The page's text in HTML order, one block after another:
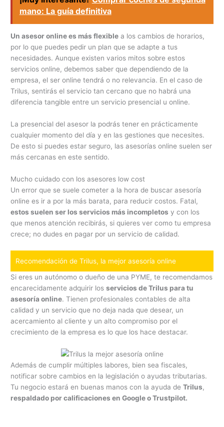
mano: La guía definitiva
Un asesor online es más flexible a los cambios de horarios,
por lo que puedes pedir un plan que se adapte a tus
necesidades. Aunque existen varios mitos sobre estos
servicios online, debemos saber que dependiendo de la
empresa, el ser online tendrá o no relevancia. En el caso de
Trilus, sentirás el servicio tan cercano que no habrá una
diferencia tangible entre un servicio presencial u online.
La presencial del asesor la podrás tener en prácticamente
cualquier momento del día y en las gestiones que necesites.
De esto si puedes estar seguro, las asesorías online suelen ser
más cercanas en este sentido.
Mucho cuidado con los asesores low cost
Un error que se suele cometer a la hora de buscar asesoría
online es ir a por la más barata, para reducir costos. Fatal,
estos suelen ser los servicios más incompletos y con los
que menos atención recibirás, si quieres ver como tu empresa
crece; no dudes en pagar por un servicio de calidad.
Recomendación de Trilus, la mejor asesoría online
Si eres un autónomo o dueño de una PYME, te recomendamos
encarecidamente adquirir losservicios de Trilus para tu
asesoría online. Tienen profesionales contables de alta
calidad y un servicio que no deja nada que desear, un
acercamiento al cliente y un alto compromiso por el
crecimiento de la empresa es lo que los hace destacar.
Además de cumplir múltiples labores, bien sea fiscales,
notificar sobre cambios en la legislación o ayudas tributarias.
Tu negocio estará en buenas manos con la ayuda deTrilus,
respaldado por calificaciones en Google o Trustpilot.